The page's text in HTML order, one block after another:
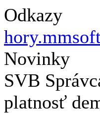
Odkazy
Novinky
SVB
platnosť